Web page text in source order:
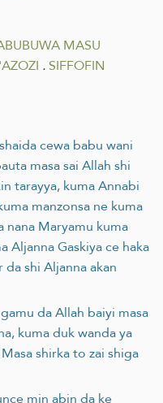
MASU
.SIFFOFIN
cewa babu wani
masa sai Allah shi
tarayya, kuma Annabi
manzonsa ne kuma
nana Maryamu kuma
Aljanna Gaskiya ce haka
shi Aljanna akan
da Allah baiyi masa
kuma duk wanda ya
shirka to zai shiga